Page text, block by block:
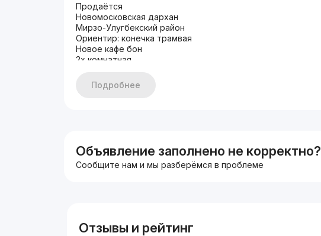
Продаётся
Новомосковская дархан
Мирзо-Улугбекский район
Ориентир: конечка трамвая
Новое кафе бон
2х комнатная
Кирпич
Площадь 57м²
#3комнатная
#70-80
#80-90
Подробнее
Объявление заполнено не корректно?
Сообщите нам и мы разберёмся в проблеме
Отзывы и рейтинг